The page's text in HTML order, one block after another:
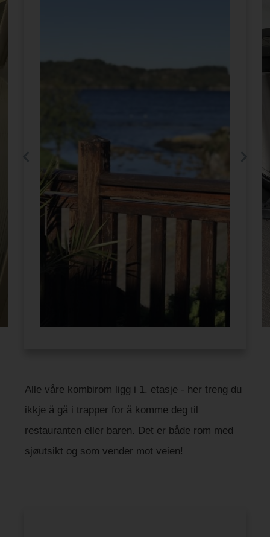
Alle våre kombirom ligg i 1. etasje - her treng du
ikkje å gå i trapper for å komme deg til
restauranten eller baren. Det er både rom med
sjøutsikt og som vender mot veien!